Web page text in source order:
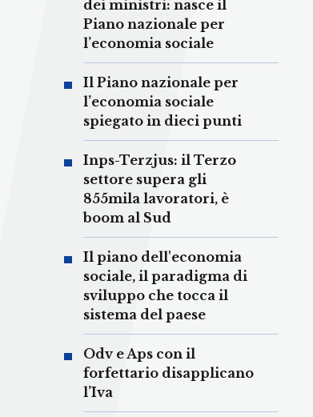
dei ministri: nasce il
Piano nazionale per
l’economia sociale
Il Piano nazionale per
l’economia sociale
spiegato in dieci punti
Inps-Terzjus: il Terzo
settore supera gli
855mila lavoratori, è
boom al Sud
Il piano dell'economia
sociale, il paradigma di
sviluppo che tocca il
sistema del paese
Odv e Aps con il
forfettario disapplicano
l’Iva